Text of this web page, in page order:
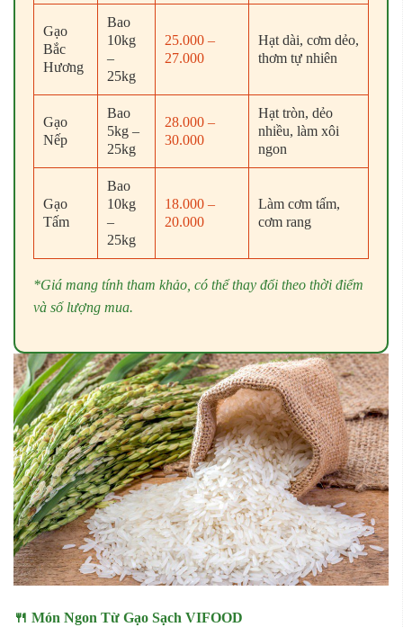
Gạo
Bắc
Hương
Bao
10kg
–
25kg
25.000 –
27.000
Hạt dài, cơm dẻo,
thơm tự nhiên
Gạo
Nếp
Bao
5kg –
25kg
28.000 –
30.000
Hạt tròn, dẻo
nhiều, làm xôi
ngon
Gạo
Tấm
Bao
10kg
–
25kg
18.000 –
20.000
Làm cơm tấm,
cơm rang
*Giá mang tính tham khảo, có thể thay đổi theo thời điểm
và số lượng mua.
🍴 Món Ngon Từ Gạo Sạch VIFOOD